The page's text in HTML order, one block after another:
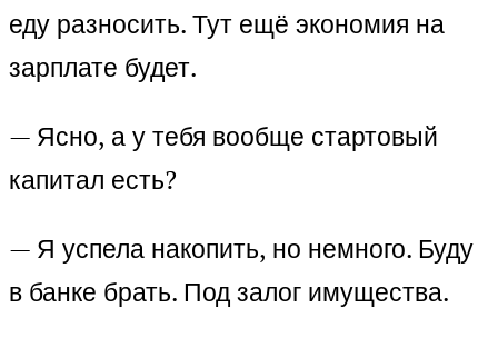
еду разносить. Тут ещё экономия на
зарплате будет.
— Ясно, а у тебя вообще стартовый
капитал есть?
— Я успела накопить, но немного. Буду
в банке брать. Под залог имущества.